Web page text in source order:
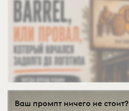
Ваш промпт ничего не стоит?